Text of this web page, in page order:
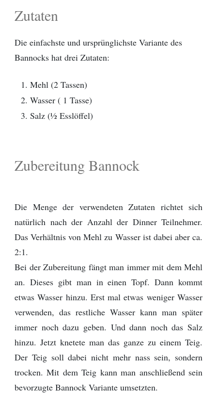
Zutaten
Die einfachste und ursprünglichste Variante des
Bannocks hat drei Zutaten:
Mehl (2 Tassen)
Wasser ( 1 Tasse)
Salz (½ Esslöffel)
Zubereitung Bannock
Die Menge der verwendeten Zutaten richtet sich
natürlich nach der Anzahl der Dinner Teilnehmer.
Das Verhältnis von Mehl zu Wasser ist dabei aber ca.
2:1.
Bei der Zubereitung fängt man immer mit dem Mehl
an. Dieses gibt man in einen Topf. Dann kommt
etwas Wasser hinzu. Erst mal etwas weniger Wasser
verwenden, das restliche Wasser kann man später
immer noch dazu geben. Und dann noch das Salz
hinzu. Jetzt knetete man das ganze zu einem Teig.
Der Teig soll dabei nicht mehr nass sein, sondern
trocken. Mit dem Teig kann man anschließend sein
bevorzugte Bannock Variante umsetzten.